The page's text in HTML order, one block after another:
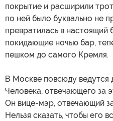
покрытие и расширили
по ней было буквально не
превратилась в настоящий
покидающие ночью бар,
пешком до самого Кремля.
В Москве повсюду
Человека, отвечающего за
Он вице-мэр, отвечающий
Нельзя сказать, чтобы его